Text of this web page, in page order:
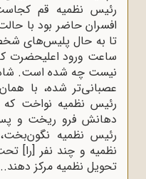
رئیس نظمیه قم
افسران حاضر بود با
تا به حال پلیس‌های
ساعت ورود اعلیحضرت
نیست چه شده است. شاه
عصبانی‌تر شده، با
رئیس نظمیه نواخت که
دهانش فرو ریخت و
رئیس نظمیه
نظمیه و چند نفر [را]
تحویل نظمیه مرکز